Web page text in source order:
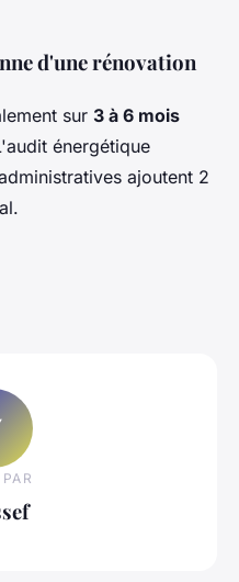
d'une rénovation
sur 3 à 6 mois
énergétique
ajoutent 2